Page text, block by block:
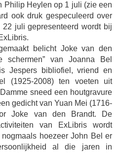
Philip Heylen op 1 juli (zie een
ook druk gespeculeerd over
juli gepresenteerd wordt bij
belicht Joke van den
schermen” van Joanna Bel
Jespers bibliofiel, vriend en
(1925-2008) ten voeten uit
sneed een houtgravure
gedicht van Yuan Mei (1716-
Joke van den Brandt. De
van ExLibris wordt
hoezeer John Bel er
al die jaren in